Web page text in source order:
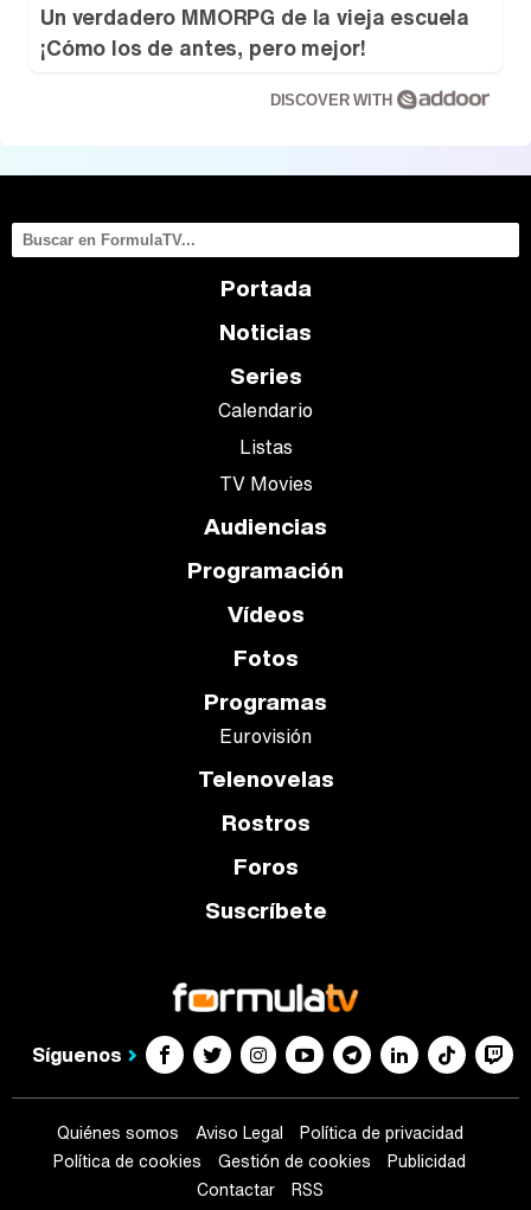
Un verdadero MMORPG de la vieja escuela
¡Cómo los de antes, pero mejor!
DISCOVER WITH
Portada
Noticias
Series
Calendario
Listas
TV Movies
Audiencias
Programación
Vídeos
Fotos
Programas
Eurovisión
Telenovelas
Rostros
Foros
Suscríbete
Síguenos
Quiénes somos Aviso Legal
Política de privacidad
Política de cookies
Gestión de cookies
Publicidad
Contactar
RSS